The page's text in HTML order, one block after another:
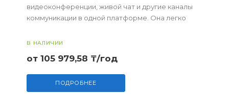
видеоконференции, живой чат и другие каналы
коммуникации в одной платформе. Она легко
Teams,...
В НАЛИЧИИ
от 105 979,58 ₸/год
ПОДРОБНЕЕ